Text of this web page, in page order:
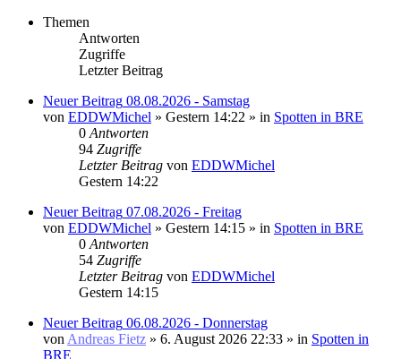
Themen
Antworten
Zugriffe
Letzter Beitrag
Neuer Beitrag 08.08.2026 - Samstag
von EDDWMichel » Gestern 14:22 » in Spotten in BRE
0 Antworten
94 Zugriffe
Letzter Beitrag von EDDWMichel
Gestern 14:22
Neuer Beitrag 07.08.2026 - Freitag
von EDDWMichel » Gestern 14:15 » in Spotten in BRE
0 Antworten
54 Zugriffe
Letzter Beitrag von EDDWMichel
Gestern 14:15
Neuer Beitrag 06.08.2026 - Donnerstag
von Andreas Fietz » 6. August 2026 22:33 » in Spotten in
BRE